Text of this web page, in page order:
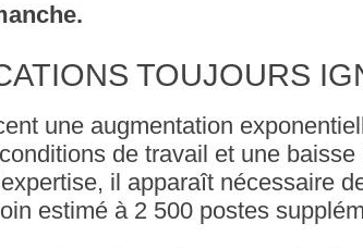
TOUJOURS
une augmentation
de travail et une
il apparaît nécessaire
estimé à 2 500 postes